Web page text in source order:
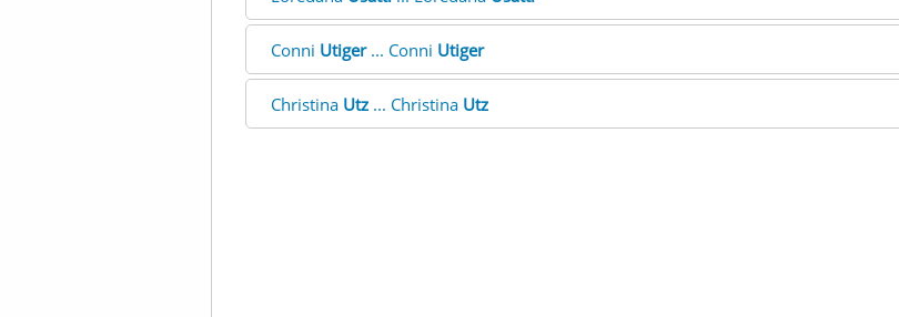
Conni Utiger... Conni Utiger
Christina Utz... Christina Utz